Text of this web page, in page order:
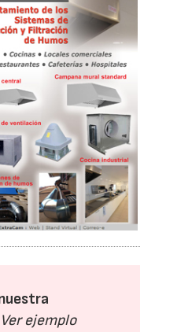
Ver ejemplo